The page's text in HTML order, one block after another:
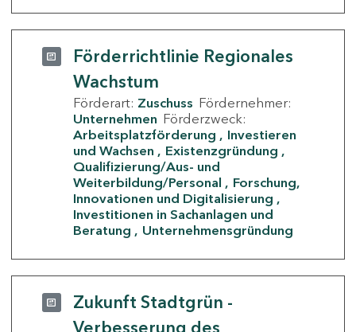
Förderrichtlinie Regionales
Wachstum
Förderart: Zuschuss Fördernehmer:
Unternehmen Förderzweck:
Arbeitsplatzförderung
Investieren
und Wachsen
Existenzgründung
Qualifizierung/Aus- und
Weiterbildung/Personal
Forschung,
Innovationen und Digitalisierung
Investitionen in Sachanlagen und
Beratung
Unternehmensgründung
Zukunft Stadtgrün -